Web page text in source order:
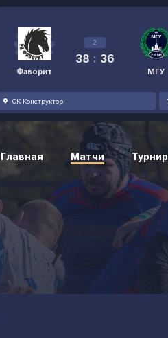
Фаворит
2
38 : 36
МГУ
СК Конструктор
Главная Матчи